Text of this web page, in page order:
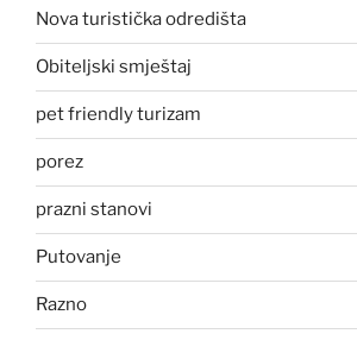
Nova turistička odredišta
Obiteljski smještaj
pet friendly turizam
porez
prazni stanovi
Putovanje
Razno